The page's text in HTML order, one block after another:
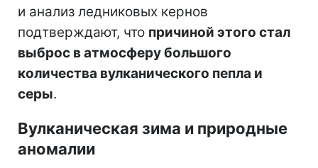
и анализ ледниковых кернов
подтверждают, что причиной этого стал
выброс в атмосферу большого
количества вулканического пепла и
серы.
Вулканическая зима и природные
аномалии